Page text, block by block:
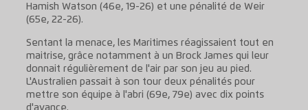
Hamish Watson (46e, 19-26) et une pénalité de Weir
(65e, 22-26).
Sentant la menace, les Maritimes réagissaient tout en
maitrise, grâce notamment à un Brock James qui leur
donnait régulièrement de l'air par son jeu au pied.
L'Australien passait à son tour deux pénalités pour
mettre son équipe à l'abri (69e, 79e) avec dix points
d'avance.